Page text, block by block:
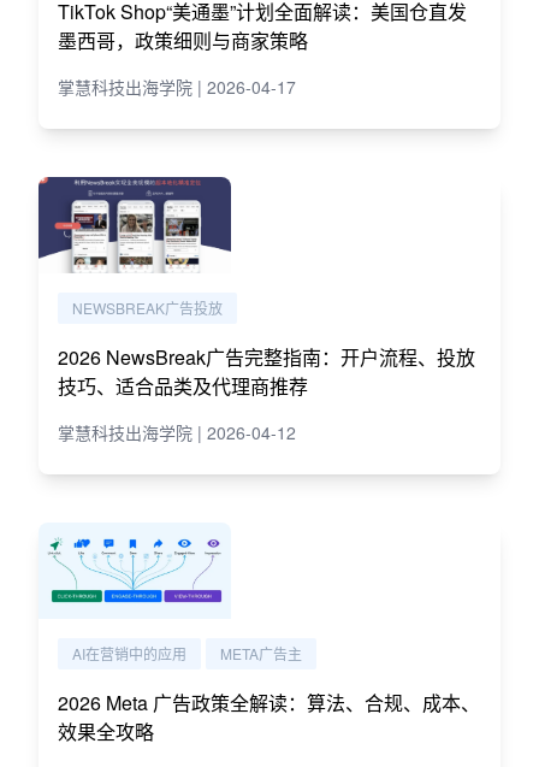
TikTok Shop“美通墨”计划全面解读：美国仓直发
墨西哥，政策细则与商家策略
掌慧科技出海学院 | 2026-04-17
NEWSBREAK广告投放
2026 NewsBreak广告完整指南：开户流程、投放
技巧、适合品类及代理商推荐
掌慧科技出海学院 | 2026-04-12
AI在营销中的应用 META广告主
2026 Meta 广告政策全解读：算法、合规、成本、
效果全攻略